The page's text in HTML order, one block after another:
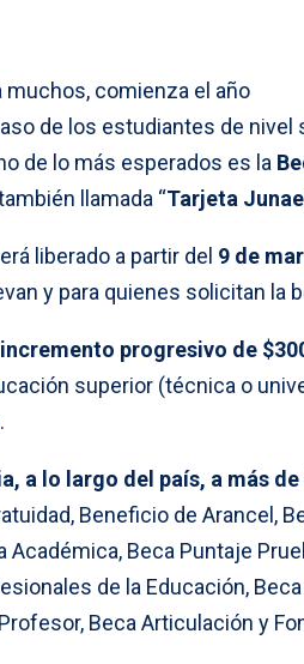
muchos, comienza el año
de los estudiantes de
de lo más esperados es la
llamada “Tarjeta
liberado a partir del 9 de
y para quienes solicitan la
incremento progresivo de
superior (técnica o
a lo largo del país, a más
Beneficio de Arancel,
Académica, Beca Puntaje
de la Educación,
Beca Articulación y